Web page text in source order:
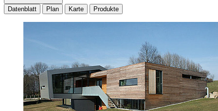
Datenblatt Plan Karte Produkte